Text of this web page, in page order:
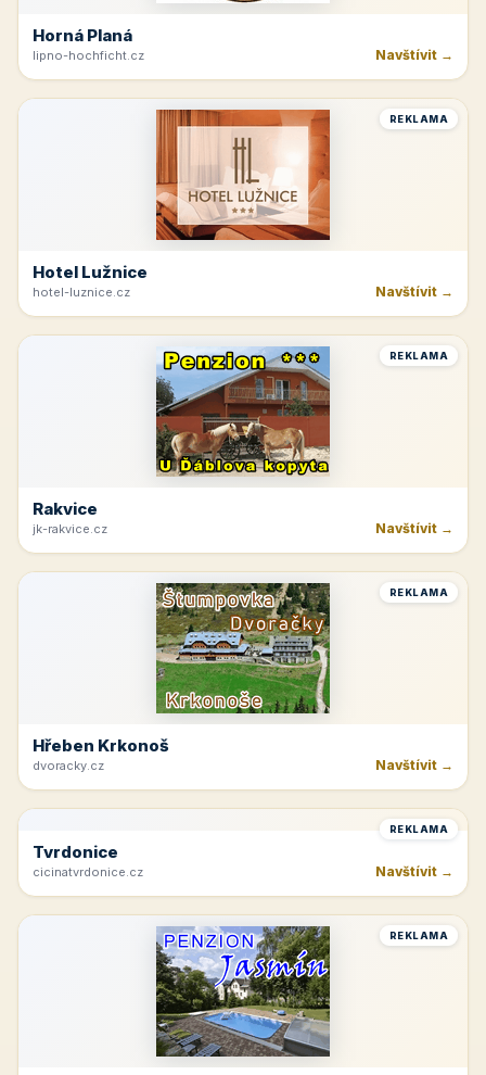
Horná Planá
lipno-hochficht.cz Navštívit →
REKLAMA
Hotel Lužnice
hotel-luznice.cz Navštívit →
REKLAMA
Rakvice
jk-rakvice.cz Navštívit →
REKLAMA
Hřeben Krkonoš
dvoracky.cz Navštívit →
REKLAMA